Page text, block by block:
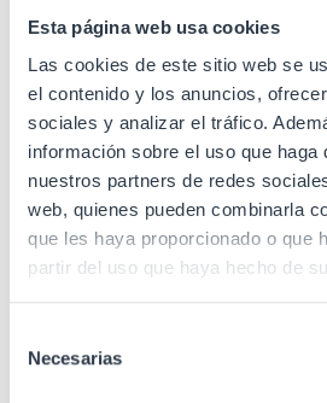
Esta página web usa cookies
Las cookies de este sitio web se
el contenido y los anuncios,
sociales y analizar el tráfico.
información sobre el uso que haga
nuestros partners de redes
web, quienes pueden combinarla
que les haya proporcionado o que
partir del uso que haya hecho de
Necesarias
3. Cumplimiento
certificaciones
En México, la
trazabilidad se ha
en muchos sectores para
normativas internacionales.
facilita la generación de
confiables, simplificando
Trazabilidad de